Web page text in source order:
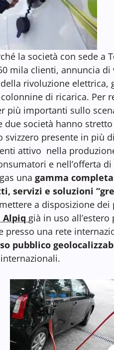
la società con sede a
mila clienti, annuncia di
rivoluzione elettrica,
di ricarica. Per
più importanti sullo
due società hanno
presente in più
attivo nella
e nell’offerta di
una gamma
servizi e soluzioni
a disposizione dei
Alpiq già in uso all’estero
presso una rete
pubblico